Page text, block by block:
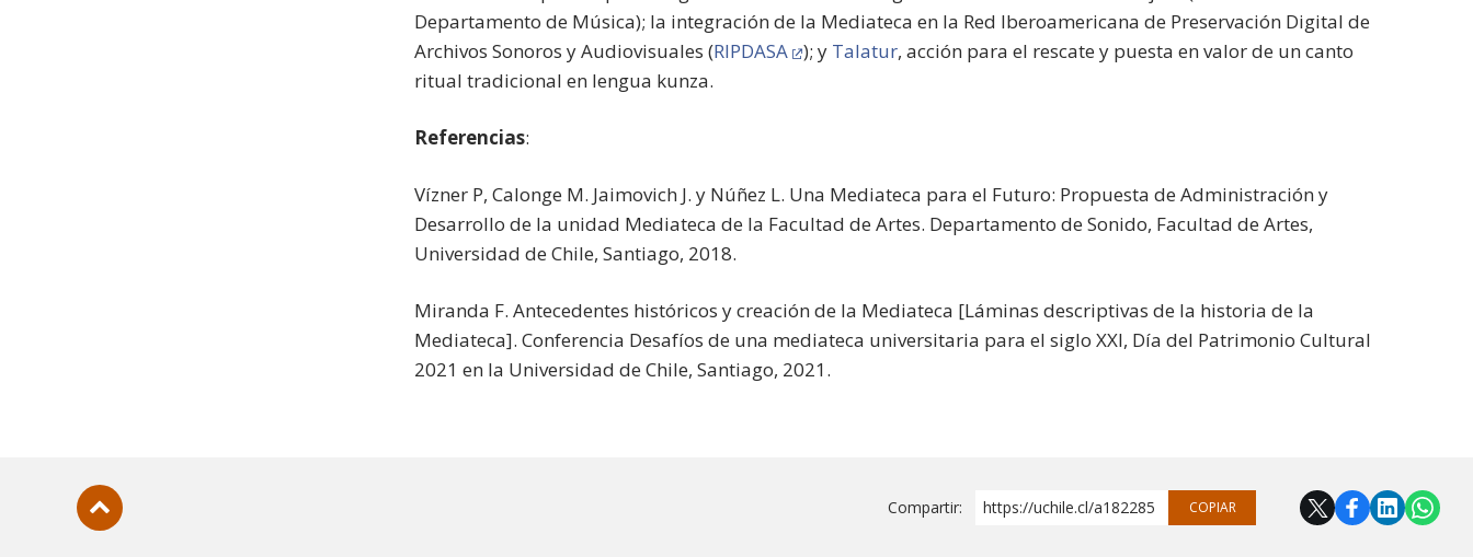
Departamento de Música); la integración de la Mediateca en la Red Iberoamericana de Preservación Digital de
Archivos Sonoros y Audiovisuales (RIPDASA ); y Talatur, acción para el rescate y puesta en valor de un canto
ritual tradicional en lengua kunza.
Referencias:
Vízner P, Calonge M. Jaimovich J. y Núñez L. Una Mediateca para el Futuro: Propuesta de Administración y
Desarrollo de la unidad Mediateca de la Facultad de Artes. Departamento de Sonido, Facultad de Artes,
Universidad de Chile, Santiago, 2018.
Miranda F. Antecedentes históricos y creación de la Mediateca [Láminas descriptivas de la historia de la
Mediateca]. Conferencia Desafíos de una mediateca universitaria para el siglo XXI, Día del Patrimonio Cultural
2021 en la Universidad de Chile, Santiago, 2021.
Compartir: https://uchile.cl/a182285 COPIAR